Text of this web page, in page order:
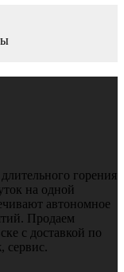
горения
на одной
автономное
Продаем
с доставкой по
сервис.